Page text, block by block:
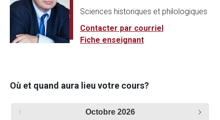
Sciences historiques et philologiques
Contacter par courriel
Fiche enseignant
Où et quand aura lieu votre cours?
Octobre 2026